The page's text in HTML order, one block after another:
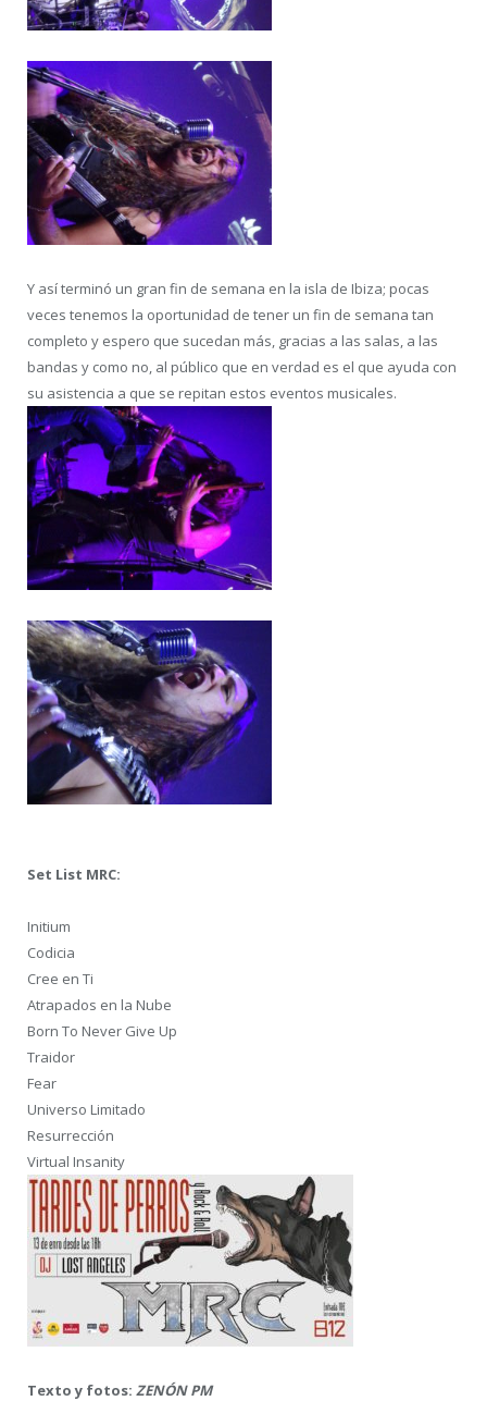
Y así terminó un gran fin de semana en la isla de Ibiza; pocas
veces tenemos la oportunidad de tener un fin de semana tan
completo y espero que sucedan más, gracias a las salas, a las
bandas y como no, al público que en verdad es el que ayuda con
su asistencia a que se repitan estos eventos musicales.
Set List MRC:
Initium
Codicia
Cree en Ti
Atrapados en la Nube
Born To Never Give Up
Traidor
Fear
Universo Limitado
Resurrección
Virtual Insanity
Texto y fotos: ZENÓN PM